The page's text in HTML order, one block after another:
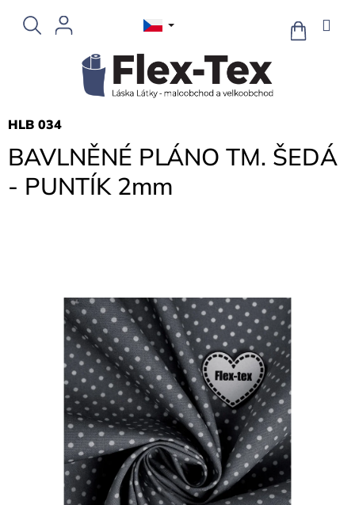
obsah
NÁKUPNÍ
KOŠÍK
BAVLNĚNÉ PLÁNO TM. ŠEDÁ
- PUNTÍK 2mm
HLB 034